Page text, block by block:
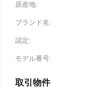
原産地:
ブランド名:
認定:
モデル番号:
取引物件